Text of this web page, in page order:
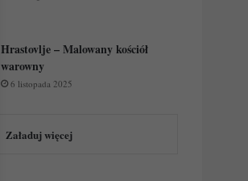
Hrastovlje – Malowany kościół
warowny
6 listopada 2025
Załaduj więcej